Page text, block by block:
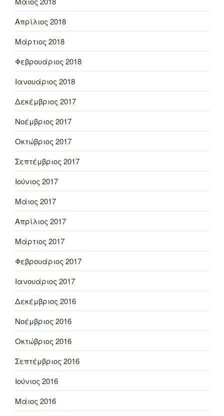
Απρίλιος 2018
Μάρτιος 2018
Φεβρουάριος 2018
Ιανουάριος 2018
Δεκέμβριος 2017
Νοέμβριος 2017
Οκτώβριος 2017
Σεπτέμβριος 2017
Ιούνιος 2017
Μάιος 2017
Απρίλιος 2017
Μάρτιος 2017
Φεβρουάριος 2017
Ιανουάριος 2017
Δεκέμβριος 2016
Νοέμβριος 2016
Οκτώβριος 2016
Σεπτέμβριος 2016
Ιούνιος 2016
Μάιος 2016